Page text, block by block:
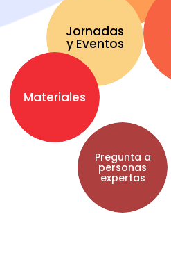
Materiales
Jornadas
y Eventos
Pregunta a
personas
expertas